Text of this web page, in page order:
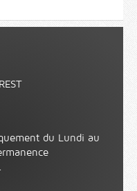
du Lundi au